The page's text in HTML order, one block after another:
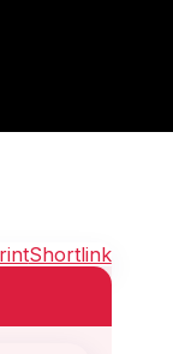
Shortlink